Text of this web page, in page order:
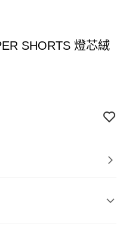
SHORTS 燈芯絨